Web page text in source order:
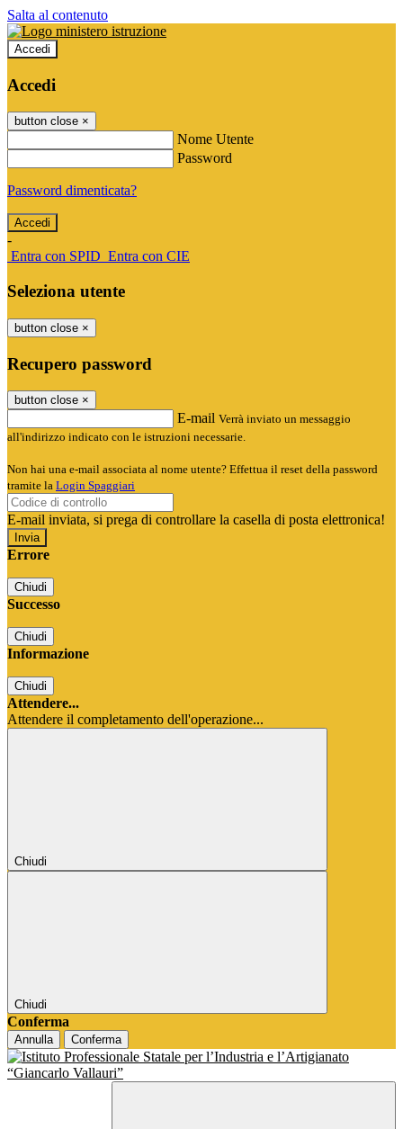
Salta al contenuto
Accedi
Accedi
button close ×
Nome Utente
Password
Password dimenticata?
-
Entra con SPID Entra con CIE
Seleziona utente
button close ×
Recupero password
button close ×
E-mail Verrà inviato un messaggio
all'indirizzo indicato con le istruzioni necessarie.
Non hai una e-mail associata al nome utente? Effettua il reset della password
tramite la Login Spaggiari
E-mail inviata, si prega di controllare la casella di posta elettronica!
Errore
Chiudi
Successo
Chiudi
Informazione
Chiudi
Attendere...
Attendere il completamento dell'operazione...
Chiudi
Chiudi
Conferma
Annulla Conferma